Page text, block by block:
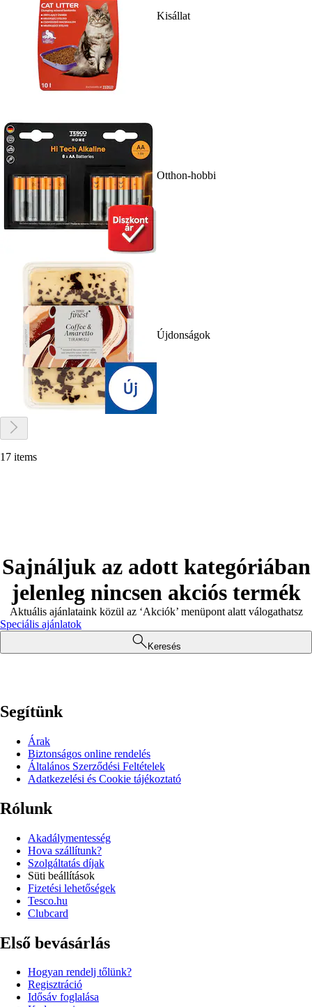
Kisállat
Otthon-hobbi
Újdonságok
17 items
Sajnáljuk az adott kategóriában
jelenleg nincsen akciós termék
Aktuális ajánlataink közül az ‘Akciók’ menüpont alatt válogathatsz
Speciális ajánlatok
Keresés
Segítünk
Árak
Biztonságos online rendelés
Általános Szerződési Feltételek
Adatkezelési és Cookie tájékoztató
Rólunk
Akadálymentesség
Hova szállítunk?
Szolgáltatás díjak
Süti beállítások
Fizetési lehetőségek
Tesco.hu
Clubcard
Első bevásárlás
Hogyan rendelj tőlünk?
Regisztráció
Idősáv foglalása